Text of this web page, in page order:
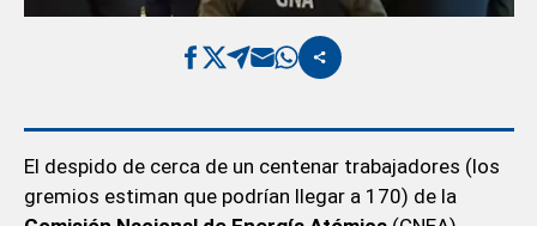
El despido de cerca de un centenar trabajadores (los
gremios estiman que podrían llegar a 170) de la